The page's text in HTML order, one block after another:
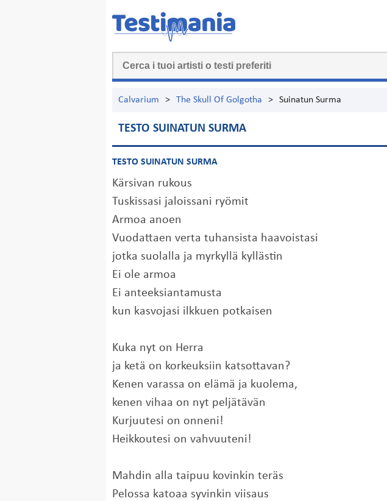
Calvarium > The Skull Of Golgotha > Suinatun Surma
TESTO SUINATUN SURMA
TESTO SUINATUN SURMA
Kärsivan rukous
Tuskissasi jaloissani ryömit
Armoa anoen
Vuodattaen verta tuhansista haavoistasi
jotka suolalla ja myrkyllä kyllästin
Ei ole armoa
Ei anteeksiantamusta
kun kasvojasi ilkkuen potkaisen
Kuka nyt on Herra
ja ketä on korkeuksiin katsottavan?
Kenen varassa on elämä ja kuolema,
kenen vihaa on nyt peljätävän
Kurjuutesi on onneni!
Heikkoutesi on vahvuuteni!
Mahdin alla taipuu kovinkin teräs
Pelossa katoaa syvinkin viisaus